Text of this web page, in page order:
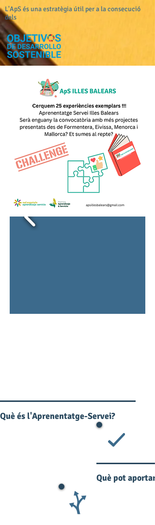
L'ApS és una estratègia útil per a la consecució
dels
Què és l'Aprenentatge-Servei?
Què pot aportar